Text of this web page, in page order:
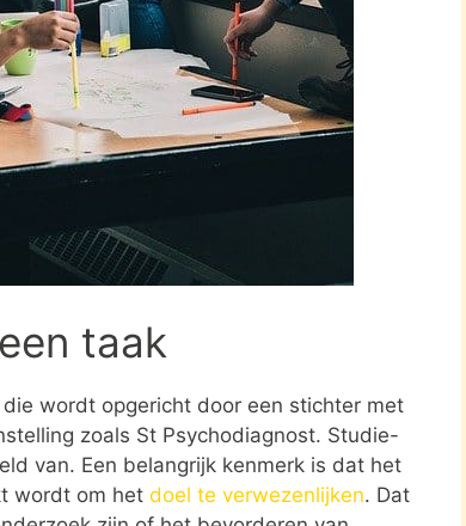
taak
wordt opgericht door een stichter met
zoals St Psychodiagnost. Studie-
van. Een belangrijk kenmerk is dat het
wordt om het doel te verwezenlijken. Dat